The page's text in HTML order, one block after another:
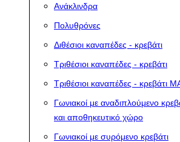
Ανάκλινδρα
Πολυθρόνες
Διθέσιοι καναπέδες - κρεβάτι
Τριθέσιοι καναπέδες - κρεβάτι
Τριθέσιοι καναπέδες - κρεβάτι
Γωνιακοί με αναδιπλούμενο
και αποθηκευτικό χώρο
Γωνιακοί με συρόμενο κρεβάτι